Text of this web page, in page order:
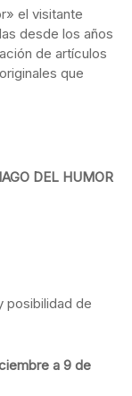
el visitante
desde los años
de artículos
que
DEL HUMOR
posibilidad de
a 9 de